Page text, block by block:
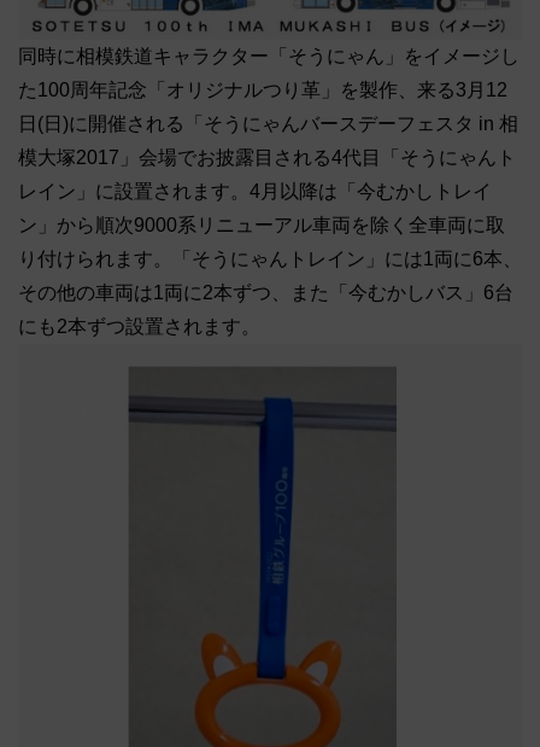
同時に相模鉄道キャラクター「そうにゃん」をイメージし
た100周年記念「オリジナルつり革」を製作、来る3月12
日(日)に開催される「そうにゃんバースデーフェスタ in 相
模大塚2017」会場でお披露目される4代目「そうにゃんト
レイン」に設置されます。4月以降は「今むかしトレイ
ン」から順次9000系リニューアル車両を除く全車両に取
り付けられます。「そうにゃんトレイン」には1両に6本、
その他の車両は1両に2本ずつ、また「今むかしバス」6台
にも2本ずつ設置されます。